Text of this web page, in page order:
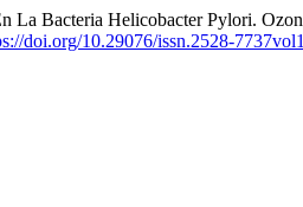
La Bacteria Helicobacter Pylori.
doi.org/10.29076/issn.2528-